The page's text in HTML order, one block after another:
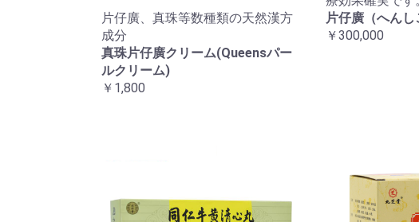
片仔廣、真珠等数種類の天然漢方
成分
真珠片仔廣クリーム(Queensパー
ルクリーム)
￥1,800
片仔廣（へんし
￥300,000